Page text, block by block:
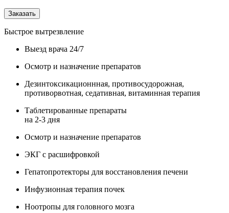
Заказать
Быстрое вытрезвление
Выезд врача 24/7
Осмотр и назначение препаратов
Дезинтоксикационнная, противосудорожная,
противорвотная, седативная, витаминная терапия
Таблетированные препараты
на 2-3 дня
Осмотр и назначение препаратов
ЭКГ с расшифровкой
Гепатопротекторы для восстановления печени
Инфузионная терапия почек
Ноотропы для головного мозга